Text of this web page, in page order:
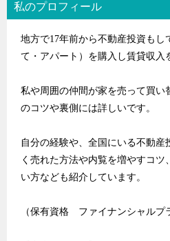
私のプロフィール
地方で17年前から不動産投資もし
て・アパート）を購入し賃貸収入
私や周囲の仲間が家を売って買い
のコツや裏側には詳しいです。
自分の経験や、全国にいる不動産
く売れた方法や内覧を増やすコツ
い方なども紹介しています。
（保有資格 ファイナンシャルプ